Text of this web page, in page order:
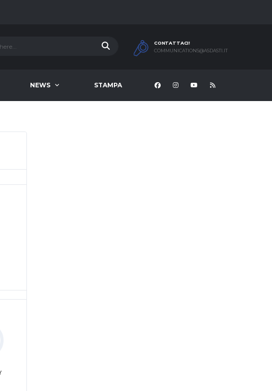
CONTATTACI!
COMMUNICATIONS@ASDASTI.IT
NEWS STAMPA